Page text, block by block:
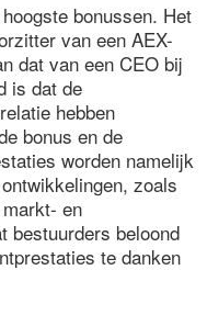
bonussen. Het
van een AEX-
dat van een CEO bij
is dat de
hebben
bonus en de
worden namelijk
zoals
en
bestuurders beloond
te danken